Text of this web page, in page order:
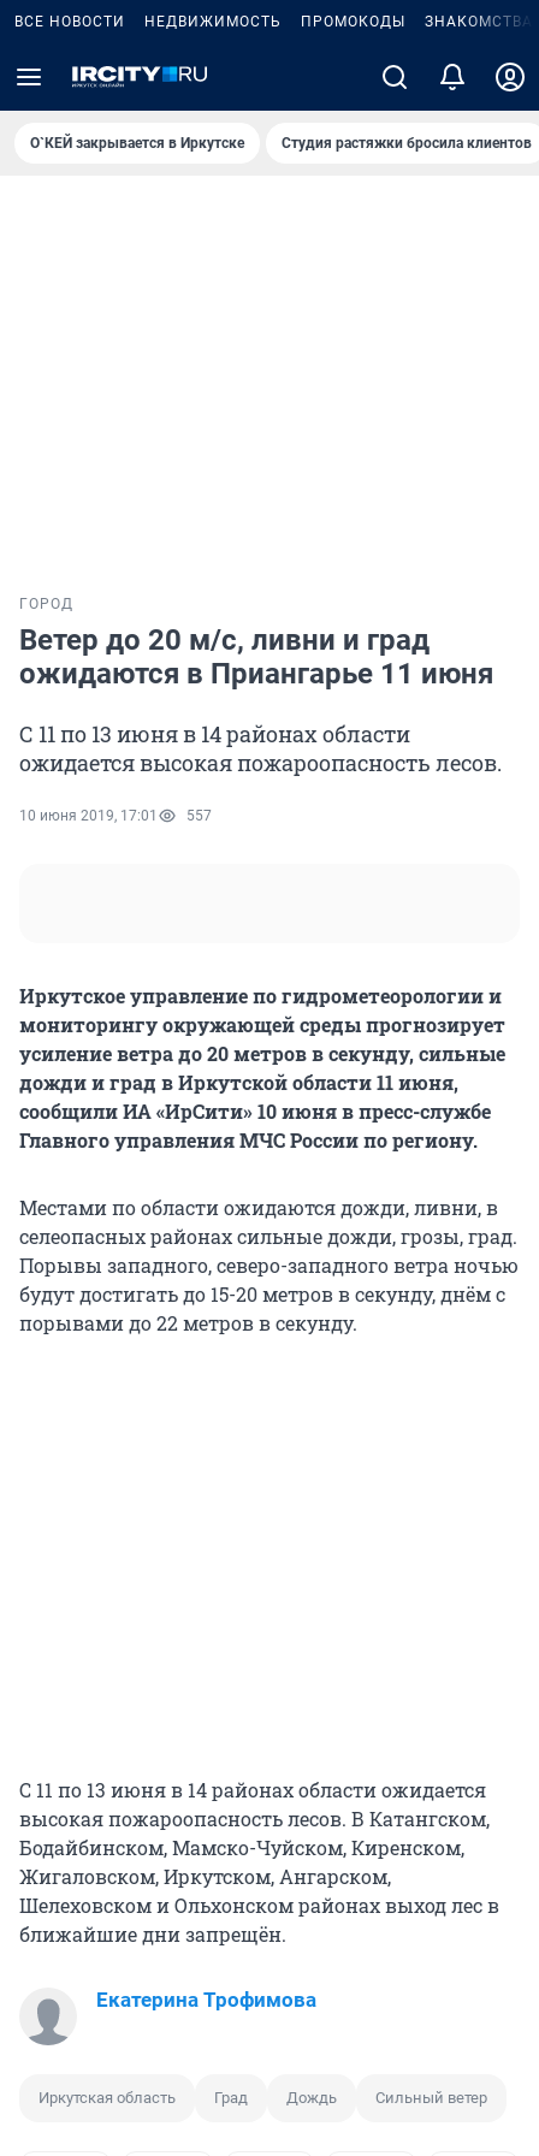
ВСЕ НОВОСТИ НЕДВИЖИМОСТЬ ПРОМОКОДЫ ЗНАКОМСТВА
О`КЕЙ закрывается в Иркутске Студия растяжки бросила клиентов
ГОРОД
Ветер до 20 м/с, ливни и град
ожидаются в Приангарье 11 июня
С 11 по 13 июня в 14 районах области
ожидается высокая пожароопасность лесов.
10 июня 2019, 17:01 557
Иркутское управление по гидрометеорологии и
мониторингу окружающей среды прогнозирует
усиление ветра до 20 метров в секунду, сильные
дожди и град в Иркутской области 11 июня,
сообщили ИА «ИрСити» 10 июня в пресс-службе
Главного управления МЧС России по региону.
Местами по области ожидаются дожди, ливни, в
селеопасных районах сильные дожди, грозы, град.
Порывы западного, северо-западного ветра ночью
будут достигать до 15-20 метров в секунду, днём с
порывами до 22 метров в секунду.
С 11 по 13 июня в 14 районах области ожидается
высокая пожароопасность лесов. В Катангском,
Бодайбинском, Мамско-Чуйском, Киренском,
Жигаловском, Иркутском, Ангарском,
Шелеховском и Ольхонском районах выход лес в
ближайшие дни запрещён.
Екатерина Трофимова
Иркутская область Град Дождь Сильный ветер